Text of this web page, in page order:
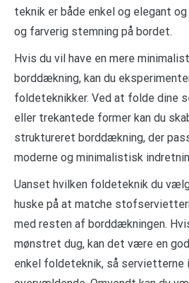
teknik er både enkel og elegant
og farverig stemning på bordet.
Hvis du vil have en mere
borddækning, kan du
foldeteknikker. Ved at folde dine
eller trekantede former kan du
struktureret borddækning, der
moderne og minimalistisk
Uanset hvilken foldeteknik du
huske på at matche
med resten af borddækningen.
mønstret dug, kan det være en
enkel foldeteknik, så servietterne